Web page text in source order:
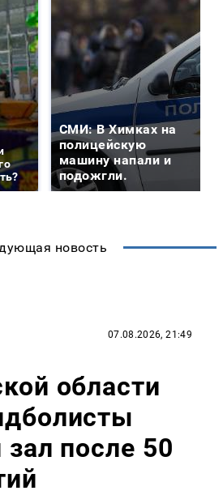
СМИ: В Химках на
полицейскую
машину напали и
подожгли.
новость
07.08.2026, 21:49
области
зал после 50